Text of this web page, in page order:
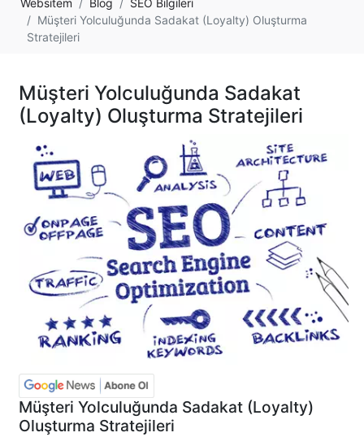
Websitem Blog
SEO Bilgileri
Müşteri Yolculuğunda Sadakat (Loyalty) Oluşturma
Stratejileri
Müşteri Yolculuğunda Sadakat
(Loyalty) Oluşturma Stratejileri
Müşteri Yolculuğunda Sadakat (Loyalty)
Oluşturma Stratejileri